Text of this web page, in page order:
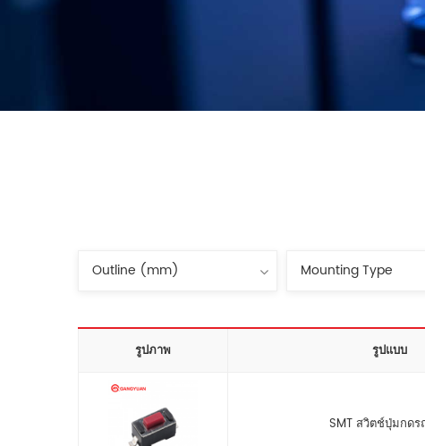
รูปภาพ รูปแบบ
SMT สวิตช์ปุ่มกด